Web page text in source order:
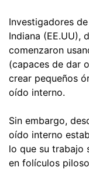
Investigadores
Indiana (EE.UU),
comenzaron
(capaces de dar
crear pequeños
oído interno.
Sin embargo,
oído interno
lo que su trabajo
en folículos